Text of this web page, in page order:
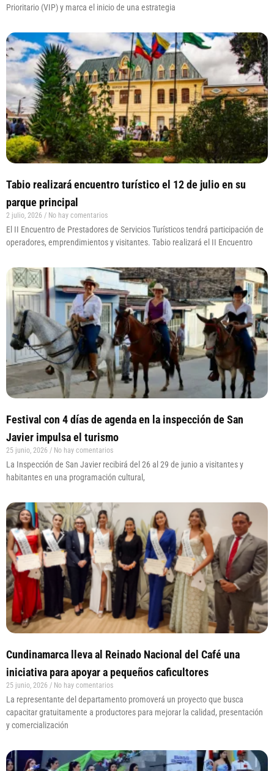
Prioritario (VIP) y marca el inicio de una estrategia
Tabio realizará encuentro turístico el 12 de julio en su
parque principal
2 julio, 2026 No hay comentarios
El II Encuentro de Prestadores de Servicios Turísticos tendrá participación de
operadores, emprendimientos y visitantes. Tabio realizará el II Encuentro
Festival con 4 días de agenda en la inspección de San
Javier impulsa el turismo
25 junio, 2026 No hay comentarios
La Inspección de San Javier recibirá del 26 al 29 de junio a visitantes y
habitantes en una programación cultural,
Cundinamarca lleva al Reinado Nacional del Café una
iniciativa para apoyar a pequeños caficultores
25 junio, 2026 No hay comentarios
La representante del departamento promoverá un proyecto que busca
capacitar gratuitamente a productores para mejorar la calidad, presentación
y comercialización